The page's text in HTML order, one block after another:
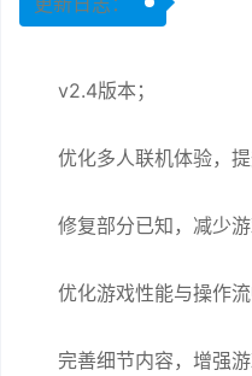
v2.4版本；
优化多人联机体验，
修复部分已知，减少
优化游戏性能与操作
完善细节内容，增强